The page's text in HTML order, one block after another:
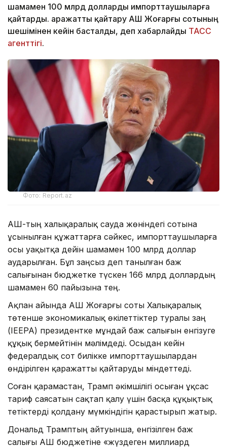
шамамен 100 млрд долларды импорттаушыларға
қайтарды. Қаражатты қайтару АҚШ Жоғарғы сотының
шешімінен кейін басталды, деп хабарлайды ТАСС
агенттігі.
Фото: Report.az
АҚШ-тың халықаралық сауда жөніндегі сотына
ұсынылған құжаттарға сәйкес, импорттаушыларға
осы уақытқа дейін шамамен 100 млрд доллар
аударылған. Бұл заңсыз деп танылған баж
салығынан бюджетке түскен 166 млрд доллардың
шамамен 60 пайызына тең.
Ақпан айында АҚШ Жоғарғы соты Халықаралық
төтенше экономикалық өкілеттіктер туралы заң
(IEEPA) президентке мұндай баж салығын енгізуге
құқық бермейтінін мәлімдеді. Осыдан кейін
федералдық сот билікке импорттаушылардан
өндірілген қаражатты қайтаруды міндеттеді.
Соған қарамастан, Трамп әкімшілігі осыған ұқсас
тариф саясатын сақтап қалу үшін басқа құқықтық
тетіктерді қолдану мүмкіндігін қарастырып жатыр.
Дональд Трамптың айтуынша, енгізілген баж
салығы АҚШ бюджетіне «жүздеген миллиард